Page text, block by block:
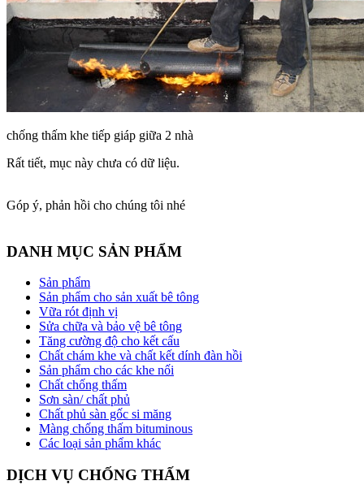
chống thấm khe tiếp giáp giữa 2 nhà
Rất tiết, mục này chưa có dữ liệu.
Góp ý, phản hồi cho chúng tôi nhé
DANH MỤC SẢN PHẨM
Sản phẩm
Sản phẩm cho sản xuất bê tông
Vữa rót định vị
Sửa chữa và bảo vệ bê tông
Tăng cường độ cho kết cấu
Chất chám khe và chất kết dính đàn hồi
Sản phẩm cho các khe nối
Chất chống thấm
Sơn sàn/ chất phủ
Chất phủ sàn gốc si măng
Màng chống thấm bituminous
Các loại sản phẩm khác
DỊCH VỤ CHỐNG THẤM